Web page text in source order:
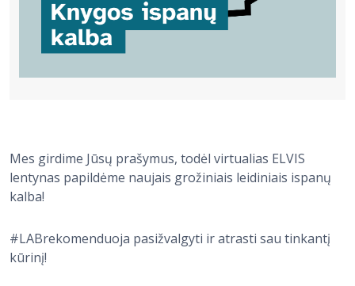
Mes girdime Jūsų prašymus, todėl virtualias ELVIS
lentynas papildėme naujais grožiniais leidiniais ispanų
kalba!
#LABrekomenduoja pasižvalgyti ir atrasti sau tinkantį
kūrinį!